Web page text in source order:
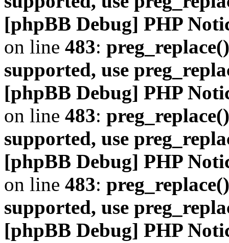
[phpBB Debug] PHP
on line 483:
supported, use
[phpBB Debug] PHP
on line 483:
supported, use
[phpBB Debug] PHP
on line 483:
supported, use
[phpBB Debug] PHP